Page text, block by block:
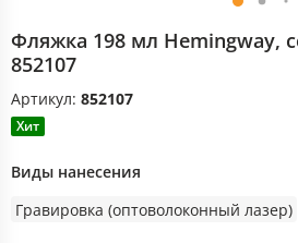
Фляжка 198 мл Hemingway,
852107
Артикул: 852107
Хит
Виды нанесения
Гравировка (оптоволоконный лазер)